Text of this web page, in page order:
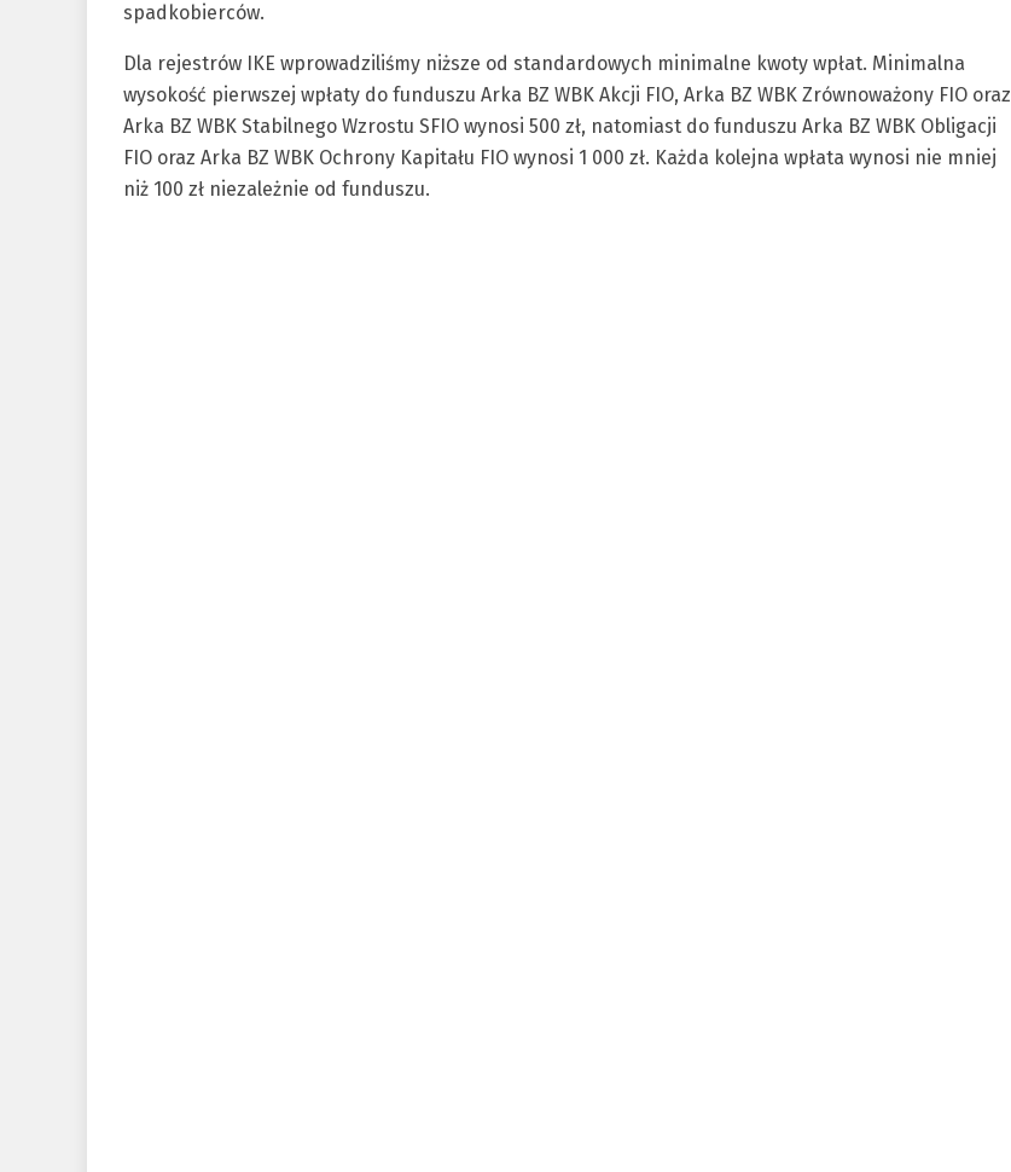
spadkobierców.
Dla rejestrów IKE wprowadziliśmy niższe od standardowych minimalne kwoty wpłat. Minimalna
wysokość pierwszej wpłaty do funduszu Arka BZ WBK Akcji FIO, Arka BZ WBK Zrównoważony FIO oraz
Arka BZ WBK Stabilnego Wzrostu SFIO wynosi 500 zł, natomiast do funduszu Arka BZ WBK Obligacji
FIO oraz Arka BZ WBK Ochrony Kapitału FIO wynosi 1 000 zł. Każda kolejna wpłata wynosi nie mniej
niż 100 zł niezależnie od funduszu.